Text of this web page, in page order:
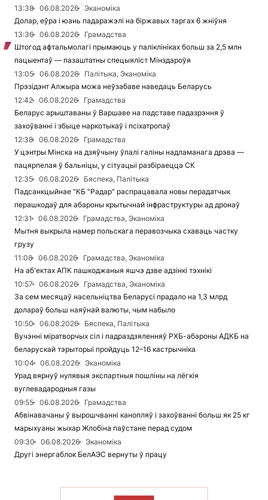
13:38
06.08.2026
Эканоміка
Долар, еўра і юань падаражэлі на біржавых таргах 6 жніўня
13:36
06.08.2026
Грамадства
Штогод афтальмолагі прымаюць у паліклініках больш за 2,5 млн
пацыентаў — пазаштатны спецыяліст Мінздароўя
13:05
06.08.2026
Палітыка, Эканоміка
Прэзідэнт Алжыра можа неўзабаве наведаць Беларусь
12:42
06.08.2026
Грамадства
Беларус арыштаваны ў Варшаве на падставе падазрэння ў
захоўванні і збыце наркотыкаў і псіхатропаў
12:38
06.08.2026
Грамадства
У цэнтры Мінска на дзяўчыну ўпалі галіны надламанага дрэва —
пацярпелая ў бальніцы, у сітуацыі разбіраецца СК
12:35
06.08.2026
Бяспека, Палітыка
Падсанкцыйнае "КБ "Радар" распрацавала новы перадатчык
перашкодаў для абароны крытычнай інфраструктуры ад дронаў
12:31
06.08.2026
Грамадства, Эканоміка
Мытня выкрыла намер польскага перавозчыка схаваць частку
грузу
11:08
06.08.2026
Грамадства, Эканоміка
На аб'ектах АПК пашкоджаныя яшчэ дзве адзінкі тэхнікі
10:57
06.08.2026
Грамадства, Эканоміка
За сем месяцаў насельніцтва Беларусі прадало на 1,3 млрд
долараў больш наяўнай валюты, чым набыло
10:50
06.08.2026
Бяспека, Палітыка
Вучэнні міратворчых сіл і падраздзяленняў РХБ-абароны АДКБ на
беларускай тэрыторыі пройдуць 12–16 кастрычніка
10:04
06.08.2026
Эканоміка
Урад вярнуў нулявыя экспартныя пошліны на лёгкія
вуглевадародныя газы
09:55
06.08.2026
Грамадства
Абвінавачаны ў вырошчванні канопляў і захоўванні больш як 25 кг
марыхуаны жыхар Жлобіна паўстане перад судом
09:30
06.08.2026
Эканоміка
Другі энергаблок БелАЭС вернуты ў працу